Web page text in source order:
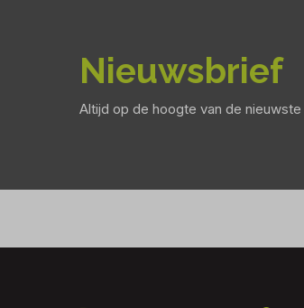
Nieuwsbrief
Altijd op de hoogte van de